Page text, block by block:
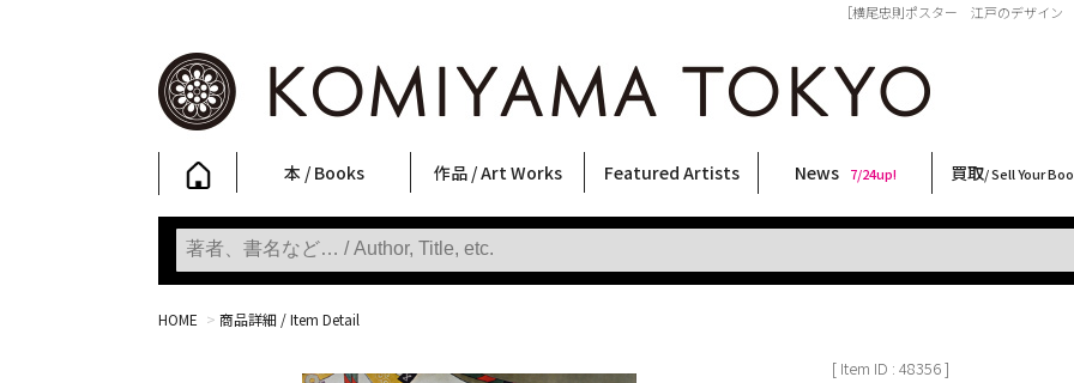
［横尾忠則ポスター 江戸のデザイン
本 / Books
写真集
Photobooks
ファッション
Fashion
アート / 美術
Art
文学・人文
Literature & Humanities
日本文化
Japanese Culture
新刊
New Books
SALE
SALE
作品 / Art Works
フォトグラフィー
Photography
ポスター
Posters
ストリートアート
Street Art
立体・その他
Sculptures / etc
アートワークス
Art Works
Primary Artworks
KOMIYAMA TOKYO ART LABEL
版画
Prints
Featured Artists
稲嶺啓一(東風終)
村田言恵
丸岡和吾
Rico Casella
キム・ロートン
菅谷晋一
柴田亜美
内藤啓介
CHRIS
横尾忠則
森山大道
北島敬三
佐伯俊男
林月光
大類信
三島由紀夫
大西洋介
内藤ルネ
三島剛
秋赤音
須藤昌人
COOKIE
天野タケル
春川ナミオ
二本木里美
News 7/24up!
新着・おすすめ商品 9/7up!
フェア・イベント情報 7/24up!
お店からのお知らせ 6/1up!
買取/ Sell Your
買取ブログ
買取専用フォー
古書 / 古本の買
美術品の買取
出張買取につい
宅配買取につい
店頭買取につい
よくある質問
HOME > 商品詳細 / Item Detail
[ Item ID : 48356 ]